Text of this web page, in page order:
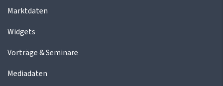
Marktdaten
Widgets
Vorträge & Seminare
Mediadaten